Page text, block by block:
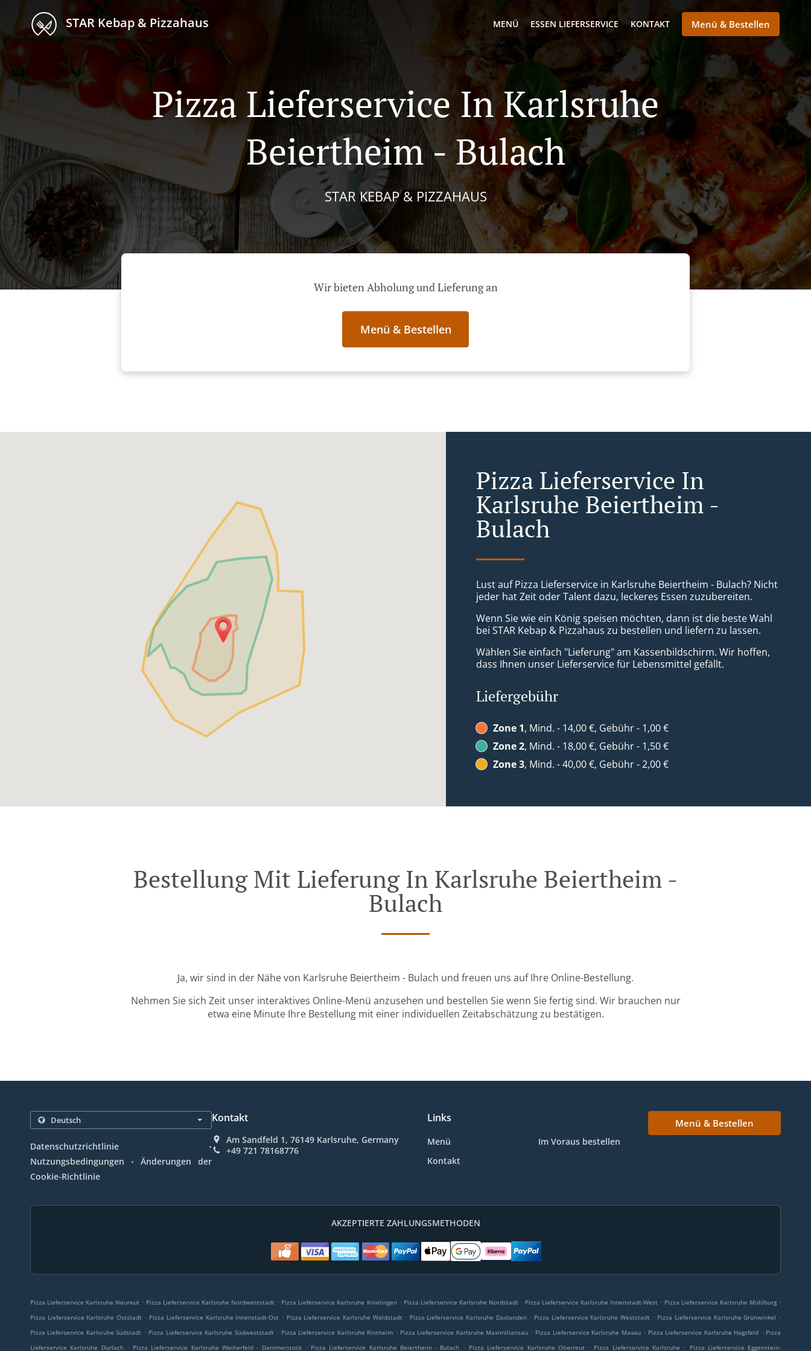
STAR Kebap & Pizzahaus MENÜ ESSEN LIEFERSERVICE KONTAKT Menü & Bestellen
Pizza Lieferservice In Karlsruhe
Beiertheim - Bulach
STAR KEBAP & PIZZAHAUS
Wir bieten Abholung und Lieferung an
Menü & Bestellen
Pizza Lieferservice In
Karlsruhe Beiertheim -
Bulach
Lust auf Pizza Lieferservice in Karlsruhe Beiertheim - Bulach? Nicht
jeder hat Zeit oder Talent dazu, leckeres Essen zuzubereiten.
Wenn Sie wie ein König speisen möchten, dann ist die beste Wahl
bei STAR Kebap & Pizzahaus zu bestellen und liefern zu lassen.
Wählen Sie einfach "Lieferung" am Kassenbildschirm. Wir hoffen,
dass Ihnen unser Lieferservice für Lebensmittel gefällt.
Liefergebühr
Zone 1, Mind. - 14,00 €, Gebühr - 1,00 €
Zone 2, Mind. - 18,00 €, Gebühr - 1,50 €
Zone 3, Mind. - 40,00 €, Gebühr - 2,00 €
Bestellung Mit Lieferung In Karlsruhe Beiertheim -
Bulach
Ja, wir sind in der Nähe von Karlsruhe Beiertheim - Bulach und freuen uns auf Ihre Online-Bestellung.
Nehmen Sie sich Zeit unser interaktives Online-Menü anzusehen und bestellen Sie wenn Sie fertig sind. Wir brauchen nur
etwa eine Minute Ihre Bestellung mit einer individuellen Zeitabschätzung zu bestätigen.
Datenschutzrichtlinie .
Nutzungsbedingungen .
Änderungen der
Cookie-Richtlinie
Kontakt
Am Sandfeld 1, 76149 Karlsruhe, Germany
+49 721 78168776
Links
Menü
Im Voraus bestellen
Kontakt
Menü & Bestellen
AKZEPTIERTE ZAHLUNGSMETHODEN
Pizza Lieferservice Karlsruhe Neureut . Pizza Lieferservice Karlsruhe Nordweststadt . Pizza Lieferservice Karlsruhe Knielingen . Pizza Lieferservice Karlsruhe Nordstadt . Pizza Lieferservice Karlsruhe Innenstadt-West . Pizza Lieferservice Karlsruhe Mühlburg .
Pizza Lieferservice Karlsruhe Oststadt . Pizza Lieferservice Karlsruhe Innenstadt-Ost . Pizza Lieferservice Karlsruhe Waldstadt . Pizza Lieferservice Karlsruhe Daxlanden . Pizza Lieferservice Karlsruhe Weststadt . Pizza Lieferservice Karlsruhe Grünwinkel .
Pizza Lieferservice Karlsruhe Südstadt . Pizza Lieferservice Karlsruhe Südweststadt . Pizza Lieferservice Karlsruhe Rintheim . Pizza Lieferservice Karlsruhe Maximiliansau . Pizza Lieferservice Karlsruhe Maxau . Pizza Lieferservice Karlsruhe Hagsfeld . Pizza
Lieferservice Karlsruhe Durlach
. Pizza Lieferservice Karlsruhe Weiherfeld - Dammerstock . Pizza Lieferservice Karlsruhe Beiertheim - Bulach . Pizza Lieferservice Karlsruhe Oberreut . Pizza Lieferservice Karlsruhe . Pizza Lieferservice Eggenstein-